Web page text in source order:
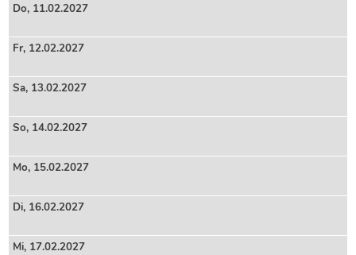
Do, 11.02.2027
Fr, 12.02.2027
Sa, 13.02.2027
So, 14.02.2027
Mo, 15.02.2027
Di, 16.02.2027
Mi, 17.02.2027